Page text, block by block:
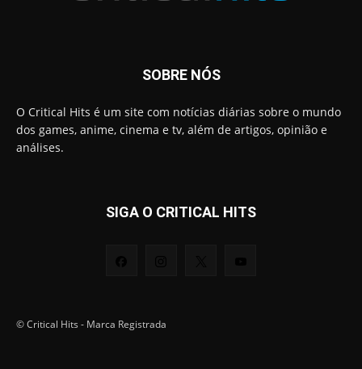
SOBRE NÓS
O Critical Hits é um site com notícias diárias sobre o mundo
dos games, anime, cinema e tv, além de artigos, opinião e
análises.
SIGA O CRITICAL HITS
© Critical Hits - Marca Registrada